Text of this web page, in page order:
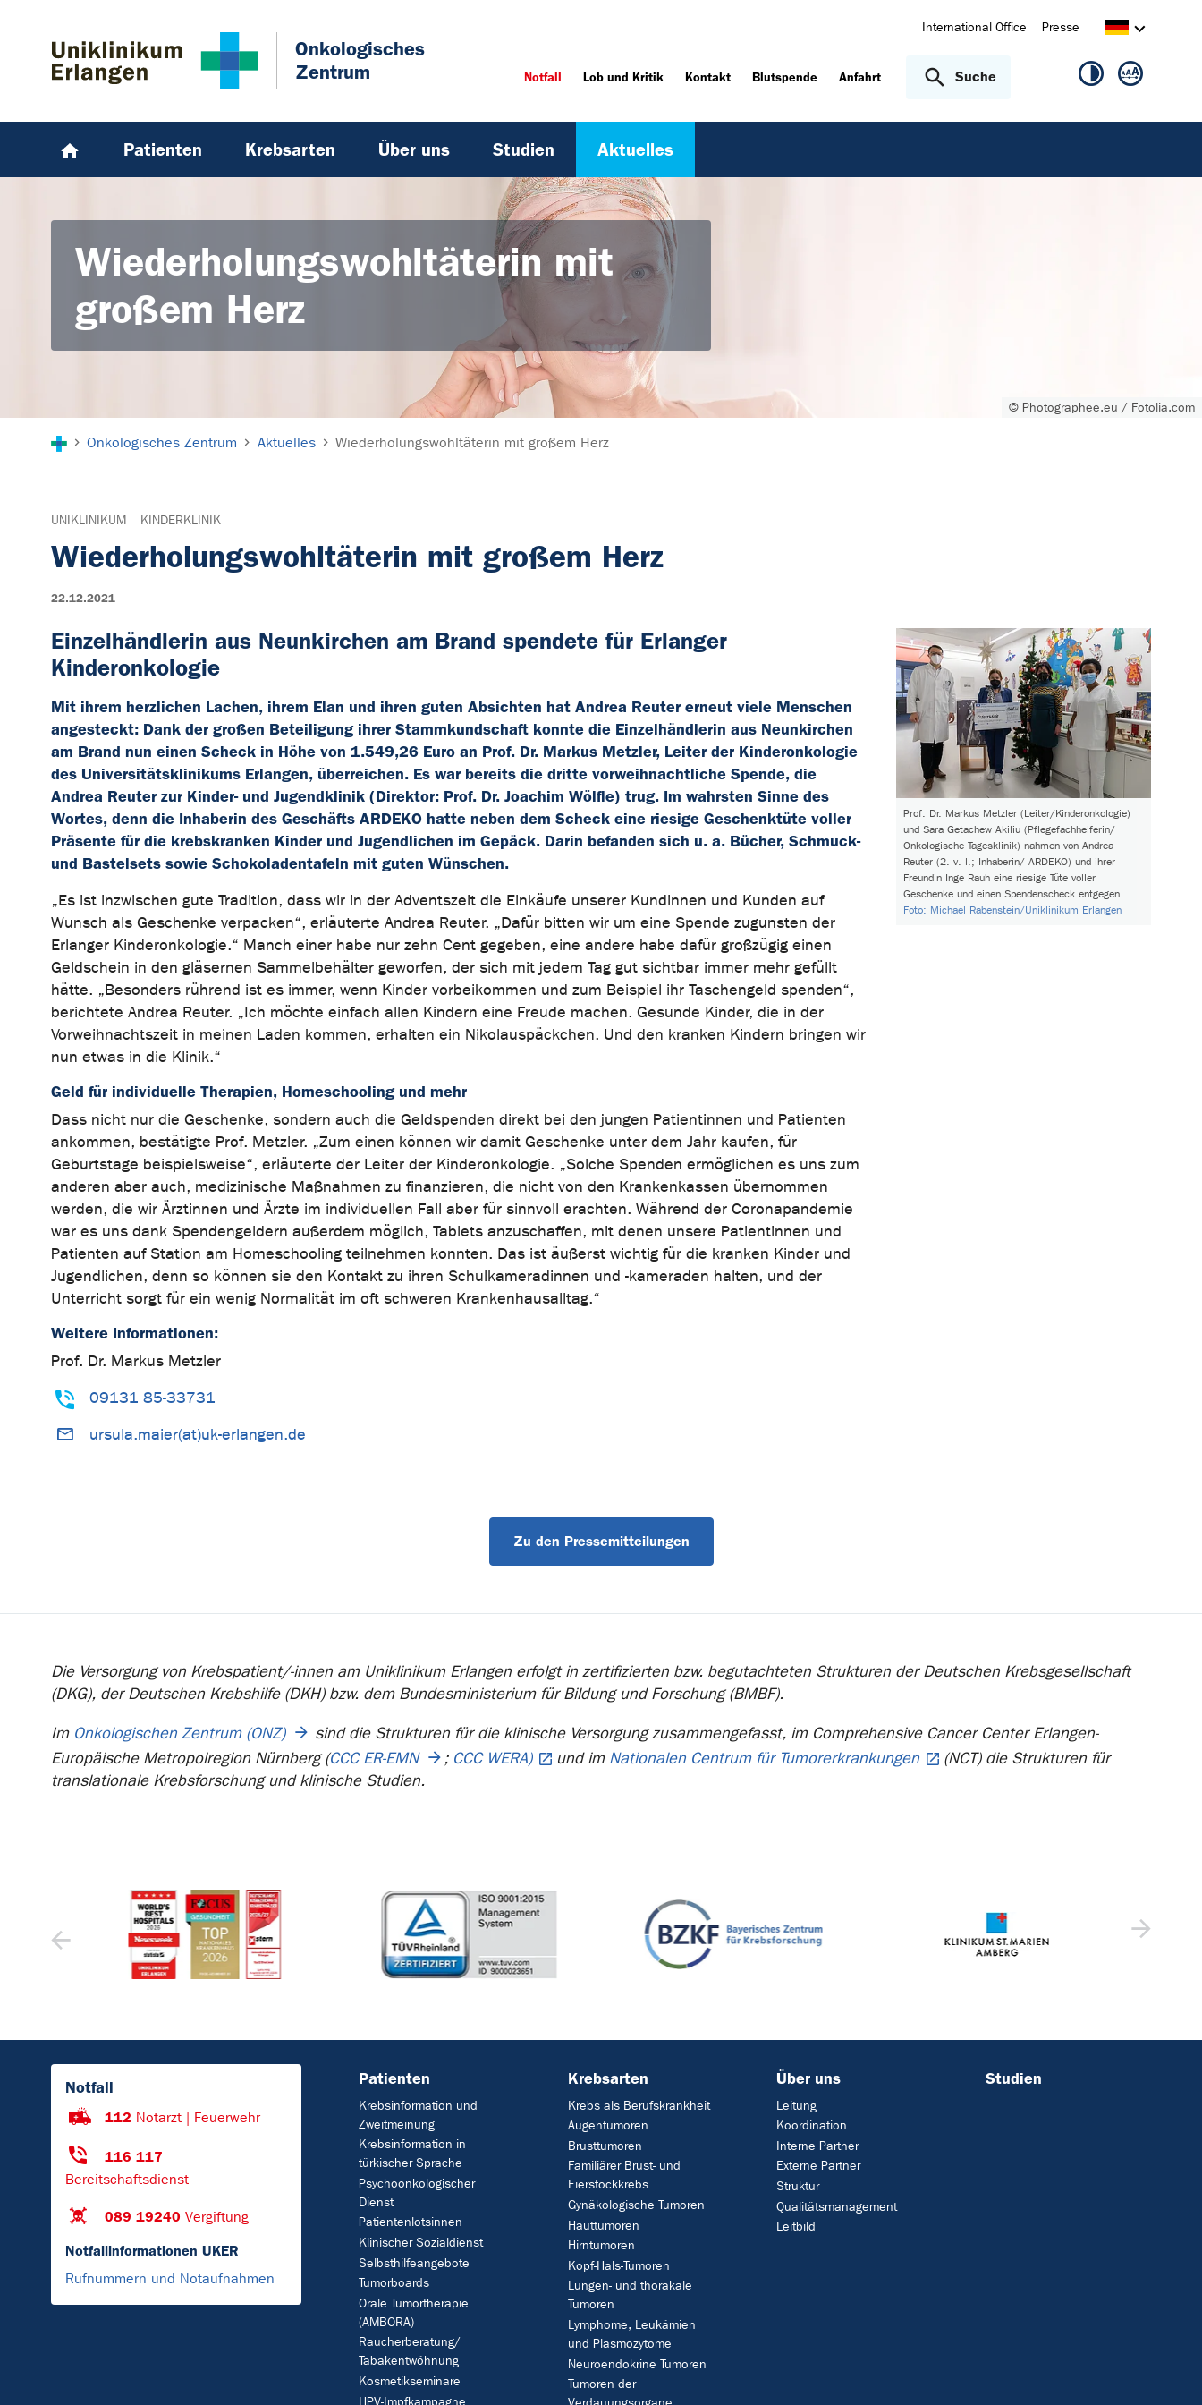
Onkologisches
Zentrum
International Office Presse
Notfall Lob und Kritik Kontakt Blutspende Anfahrt Suche
Patienten Krebsarten Über uns Studien Aktuelles
© Photographee.eu / Fotolia.com
Wiederholungswohltäterin mit
großem Herz
Onkologisches Zentrum Aktuelles Wiederholungswohltäterin mit großem Herz
UNIKLINIKUM KINDERKLINIK
Wiederholungswohltäterin mit großem Herz
22.12.2021
Einzelhändlerin aus Neunkirchen am Brand spendete für Erlanger
Kinderonkologie
Mit ihrem herzlichen Lachen, ihrem Elan und ihren guten Absichten hat Andrea Reuter erneut viele Menschen
angesteckt: Dank der großen Beteiligung ihrer Stammkundschaft konnte die Einzelhändlerin aus Neunkirchen
am Brand nun einen Scheck in Höhe von 1.549,26 Euro an Prof. Dr. Markus Metzler, Leiter der Kinderonkologie
des Universitätsklinikums Erlangen, überreichen. Es war bereits die dritte vorweihnachtliche Spende, die
Andrea Reuter zur Kinder- und Jugendklinik (Direktor: Prof. Dr. Joachim Wölfle) trug. Im wahrsten Sinne des
Wortes, denn die Inhaberin des Geschäfts ARDEKO hatte neben dem Scheck eine riesige Geschenktüte voller
Präsente für die krebskranken Kinder und Jugendlichen im Gepäck. Darin befanden sich u. a. Bücher, Schmuck-
und Bastelsets sowie Schokoladentafeln mit guten Wünschen.
„Es ist inzwischen gute Tradition, dass wir in der Adventszeit die Einkäufe unserer Kundinnen und Kunden auf
Wunsch als Geschenke verpacken“, erläuterte Andrea Reuter. „Dafür bitten wir um eine Spende zugunsten der
Erlanger Kinderonkologie.“ Manch einer habe nur zehn Cent gegeben, eine andere habe dafür großzügig einen
Geldschein in den gläsernen Sammelbehälter geworfen, der sich mit jedem Tag gut sichtbar immer mehr gefüllt
hätte. „Besonders rührend ist es immer, wenn Kinder vorbeikommen und zum Beispiel ihr Taschengeld spenden“,
berichtete Andrea Reuter. „Ich möchte einfach allen Kindern eine Freude machen. Gesunde Kinder, die in der
Vorweihnachtszeit in meinen Laden kommen, erhalten ein Nikolauspäckchen. Und den kranken Kindern bringen wir
nun etwas in die Klinik.“
Geld für individuelle Therapien, Homeschooling und mehr
Dass nicht nur die Geschenke, sondern auch die Geldspenden direkt bei den jungen Patientinnen und Patienten
ankommen, bestätigte Prof. Metzler. „Zum einen können wir damit Geschenke unter dem Jahr kaufen, für
Geburtstage beispielsweise“, erläuterte der Leiter der Kinderonkologie. „Solche Spenden ermöglichen es uns zum
anderen aber auch, medizinische Maßnahmen zu finanzieren, die nicht von den Krankenkassen übernommen
werden, die wir Ärztinnen und Ärzte im individuellen Fall aber für sinnvoll erachten. Während der Coronapandemie
war es uns dank Spendengeldern außerdem möglich, Tablets anzuschaffen, mit denen unsere Patientinnen und
Patienten auf Station am Homeschooling teilnehmen konnten. Das ist äußerst wichtig für die kranken Kinder und
Jugendlichen, denn so können sie den Kontakt zu ihren Schulkameradinnen und -kameraden halten, und der
Unterricht sorgt für ein wenig Normalität im oft schweren Krankenhausalltag.“
Weitere Informationen:
Prof. Dr. Markus Metzler
09131 85-33731
ursula.maier(at)uk-erlangen.de
Prof. Dr. Markus Metzler (Leiter/Kinderonkologie)
und Sara Getachew Akiliu (Pflegefachhelferin/
Onkologische Tagesklinik) nahmen von Andrea
Reuter (2. v. l.; Inhaberin/ ARDEKO) und ihrer
Freundin Inge Rauh eine riesige Tüte voller
Geschenke und einen Spendenscheck entgegen.
Foto: Michael Rabenstein/Uniklinikum Erlangen
Zu den Pressemitteilungen
Die Versorgung von Krebspatient/-innen am Uniklinikum Erlangen erfolgt in zertifizierten bzw. begutachteten Strukturen der Deutschen Krebsgesellschaft
(DKG), der Deutschen Krebshilfe (DKH) bzw. dem Bundesministerium für Bildung und Forschung (BMBF).
Im Onkologischen Zentrum (ONZ)
sind die Strukturen für die klinische Versorgung zusammengefasst, im Comprehensive Cancer Center Erlangen-
Europäische Metropolregion Nürnberg (CCC ER-EMN ; CCC WERA) und im Nationalen Centrum für Tumorerkrankungen
(NCT) die Strukturen für
translationale Krebsforschung und klinische Studien.
Notfall
112 Notarzt | Feuerwehr
116 117
Bereitschaftsdienst
089 19240 Vergiftung
Notfallinformationen UKER
Rufnummern und Notaufnahmen
Patienten
Krebsinformation und
Zweitmeinung
Krebsinformation in
türkischer Sprache
Psychoonkologischer
Dienst
Patientenlotsinnen
Klinischer Sozialdienst
Selbsthilfeangebote
Tumorboards
Orale Tumortherapie
(AMBORA)
Raucherberatung/
Tabakentwöhnung
Kosmetikseminare
HPV-Impfkampagne
Krebsarten
Krebs als Berufskrankheit
Augentumoren
Brusttumoren
Familiärer Brust- und
Eierstockkrebs
Gynäkologische Tumoren
Hauttumoren
Hirntumoren
Kopf-Hals-Tumoren
Lungen- und thorakale
Tumoren
Lymphome, Leukämien
und Plasmozytome
Neuroendokrine Tumoren
Tumoren der
Über uns
Leitung
Koordination
Interne Partner
Externe Partner
Struktur
Qualitätsmanagement
Leitbild
Studien